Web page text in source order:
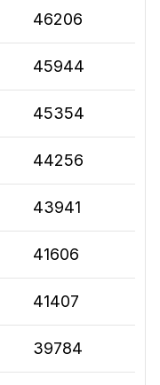
46206
45944
45354
44256
43941
41606
41407
39784